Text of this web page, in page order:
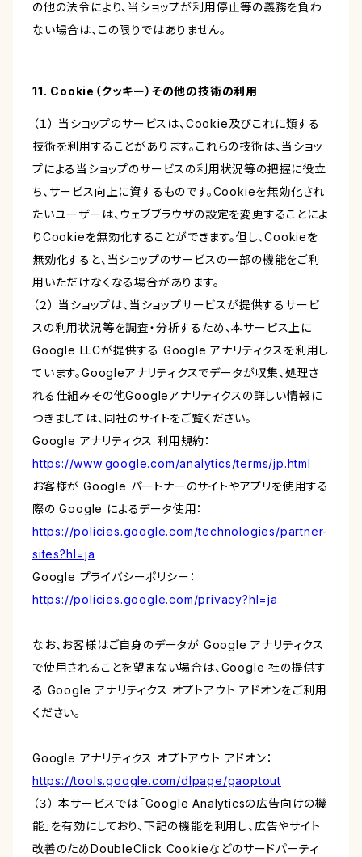
の他の法令により、当ショップが利用停止等の義務を負わ
ない場合は、この限りではありません。
11. Cookie（クッキー）その他の技術の利用
（１） 当ショップのサービスは、Cookie及びこれに類する
技術を利用することがあります。これらの技術は、当ショッ
プによる当ショップのサービスの利用状況等の把握に役立
ち、サービス向上に資するものです。Cookieを無効化され
たいユーザーは、ウェブブラウザの設定を変更することによ
りCookieを無効化することができます。但し、Cookieを
無効化すると、当ショップのサービスの一部の機能をご利
用いただけなくなる場合があります。
（２） 当ショップは、当ショップサービスが提供するサービ
スの利用状況等を調査・分析するため、本サービス上に
Google LLCが提供する Google アナリティクスを利用し
ています。Googleアナリティクスでデータが収集、処理さ
れる仕組みその他Googleアナリティクスの詳しい情報に
つきましては、同社のサイトをご覧ください。
Google アナリティクス 利用規約：
https://www.google.com/analytics/terms/jp.html
お客様が Google パートナーのサイトやアプリを使用する
際の Google によるデータ使用：
https://policies.google.com/technologies/partner-
sites?hl=ja
Google プライバシーポリシー：
https://policies.google.com/privacy?hl=ja
なお、お客様はご自身のデータが Google アナリティクス
で使用されることを望まない場合は、Google 社の提供す
る Google アナリティクス オプトアウト アドオンをご利用
ください。
Google アナリティクス オプトアウト アドオン：
https://tools.google.com/dlpage/gaoptout
（３） 本サービスでは「Google Analyticsの広告向けの機
能」を有効にしており、下記の機能を利用し、広告やサイト
改善のためDoubleClick Cookieなどのサードパーティ